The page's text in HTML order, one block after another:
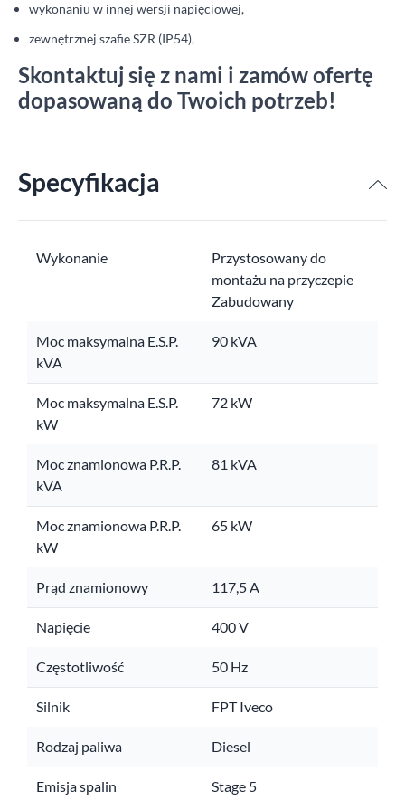
wykonaniu w innej wersji napięciowej,
zewnętrznej szafie SZR (IP54),
Skontaktuj się z nami i zamów ofertę
dopasowaną do Twoich potrzeb!
Specyfikacja
Wykonanie
Przystosowany do
montażu na przyczepie
Zabudowany
Moc maksymalna E.S.P.
kVA
90 kVA
Moc maksymalna E.S.P.
kW
72 kW
Moc znamionowa P.R.P.
kVA
81 kVA
Moc znamionowa P.R.P.
kW
65 kW
Prąd znamionowy 117,5 A
Napięcie 400 V
Częstotliwość 50 Hz
Silnik FPT Iveco
Rodzaj paliwa Diesel
Emisja spalin Stage 5